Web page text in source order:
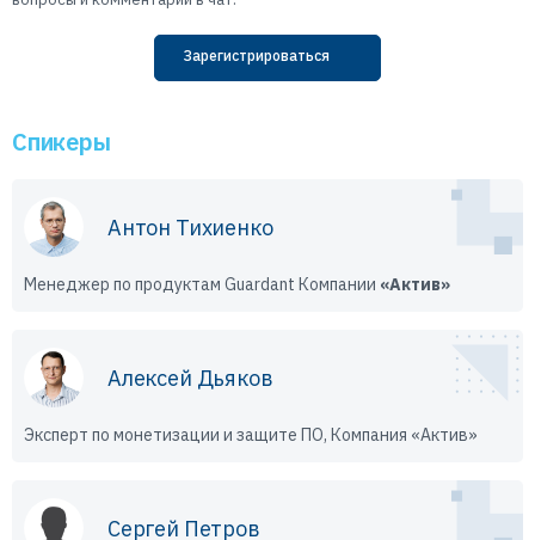
Зарегистрироваться
Спикеры
Антон Тихиенко
Менеджер по продуктам Guardant Компании «Актив»
Алексей Дьяков
Эксперт по монетизации и защите ПО, Компания «Актив»
Сергей Петров